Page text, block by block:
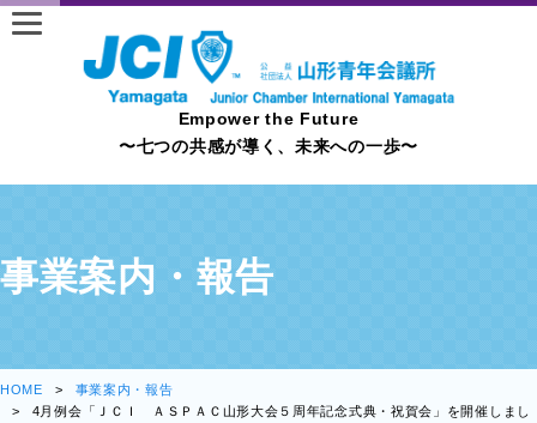
Empower the Future
〜七つの共感が導く、未来への一歩〜
事業案内・報告
HOME
事業案内・報告
4月例会「ＪＣＩ ＡＳＰＡＣ山形大会５周年記念式典・祝賀会」を開催しまし